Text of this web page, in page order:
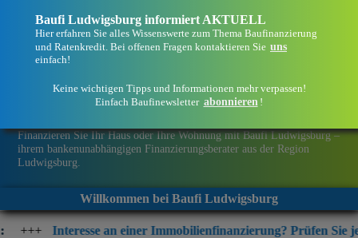
Finanzieren Sie Ihr Haus oder Ihre Wohnung mit Baufi Ludwigsburg –
ihrem bankenunabhängigen Finanzierungsberater aus der Region
Ludwigsburg.
Willkommen bei Baufi Ludwigsburg
an einer Immobilienfinanzierung? Prüfen Sie jetzt die
Baufi Ludwigsburg informiert AKTUELL
Hier erfahren Sie alles Wissenswerte zum Thema Baufinanzierung
und Ratenkredit. Bei offenen Fragen kontaktieren Sie uns
einfach!
Keine wichtigen Tipps und Informationen mehr verpassen!
Einfach Baufinewsletter abonnieren !